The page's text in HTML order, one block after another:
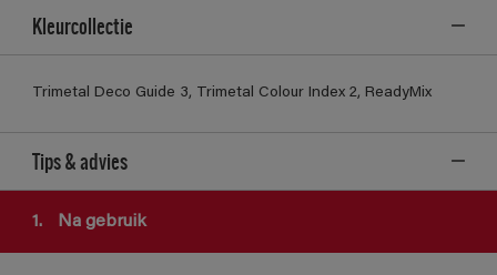
Kleurcollectie
Trimetal Deco Guide 3, Trimetal Colour Index 2, ReadyMix
Tips & advies
1. Na gebruik